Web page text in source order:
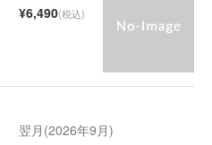
¥6,490(税込)
翌月(2026年9月)